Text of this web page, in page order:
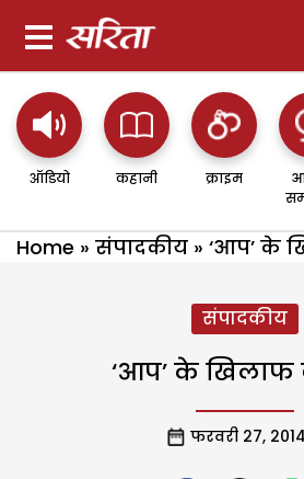
ऑडियो कहानी क्राइम
Home » संपादकीय » ‘आप’ के
संपादकीय
‘आप’ के खिलाफ
फरवरी 27, 2014